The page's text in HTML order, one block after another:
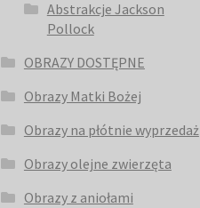
Abstrakcje Jackson
Pollock
OBRAZY DOSTĘPNE
Obrazy Matki Bożej
Obrazy na płótnie wyprzedaż
Obrazy olejne zwierzęta
Obrazy z aniołami